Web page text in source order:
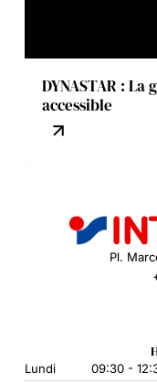
DYNASTAR : La glisse à la française, précise et
accessible
Pl.
Lundi 09:30 -